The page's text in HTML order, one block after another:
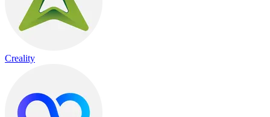
Creality